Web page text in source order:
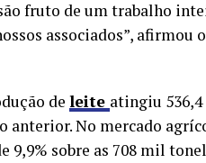
fruto de um trabalho
associados”, afirmou o
de leite atingiu 536,4
anterior. No mercado
9,9% sobre as 708 mil